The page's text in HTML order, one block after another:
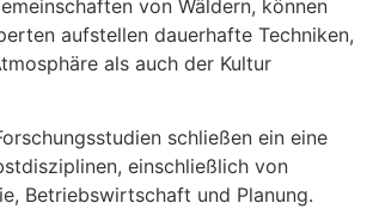
von Wäldern, können
aufstellen dauerhafte Techniken,
als auch der Kultur
schließen ein eine
einschließlich von
Betriebswirtschaft und Planung.